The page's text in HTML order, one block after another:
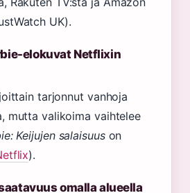
UK).
elokuvat Netflixin
tarjonnut vanhoja
mutta valikoima vaihtelee
Keijujen salaisuuson
).
omalla alueella